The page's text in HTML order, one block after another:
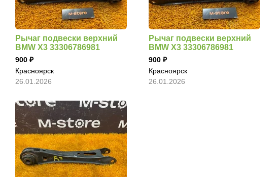
Рычаг подвески верхний
BMW X3 33306786981
900
Красноярск
26.01.2026
Рычаг подвески верхний
BMW X3 33306786981
900
Красноярск
26.01.2026